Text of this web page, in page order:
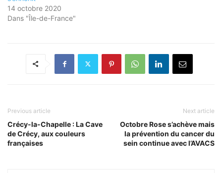
14 octobre 2020
Dans "Île-de-France"
Previous article
Crécy-la-Chapelle : La Cave
de Crécy, aux couleurs
françaises
Next article
Octobre Rose s’achève mais
la prévention du cancer du
sein continue avec l’AVACS